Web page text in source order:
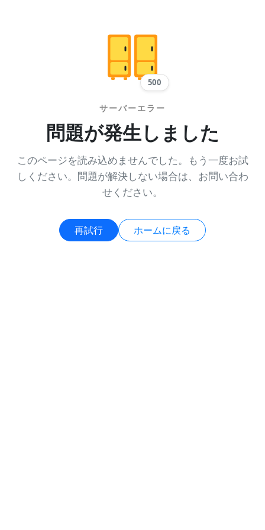
500
サーバーエラー
問題が発生しました
このページを読み込めませんでした。もう一度お試
しください。問題が解決しない場合は、お問い合わ
せください。
再試行 ホームに戻る